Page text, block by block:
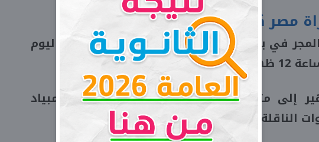
مصر كرة اليد اليوم
في بداية مشواره ببطولة أولمبياد باريس، اليوم
إلى متابعة مباراة مصر والمجر ببطولة أولمبياد
الناقلة لمباراة اليوم.